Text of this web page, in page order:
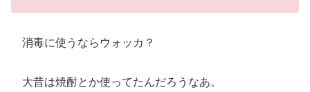
消毒に使うならウォッカ？
大昔は焼酎とか使ってたんだろうなあ。